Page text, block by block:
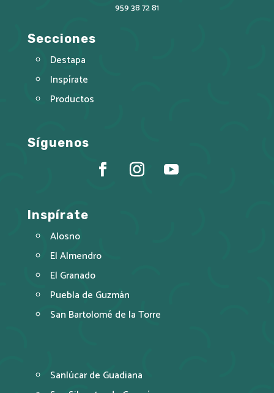
959 38 72 81
Secciones
Destapa
Inspírate
Productos
Síguenos
Inspírate
Alosno
El Almendro
El Granado
Puebla de Guzmán
San Bartolomé de la Torre
Sanlúcar de Guadiana